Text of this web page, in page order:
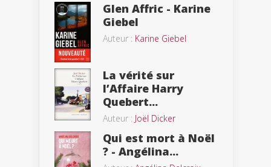
Glen Affric - Karine
Giebel
Auteur : Karine Giebel
La vérité sur
l’Affaire Harry
Quebert...
Auteur : Joël Dicker
Qui est mort à Noël
? - Angélina...